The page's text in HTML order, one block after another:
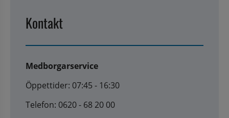
Kontakt
Medborgarservice
Öppettider: 07:45 - 16:30
Telefon: 0620 - 68 20 00